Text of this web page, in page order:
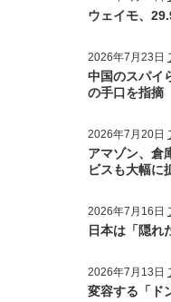
ウェイモ、
2026年7月23日
中国のスパイ
の手口を指摘
2026年7月20日
アマゾン、倉
ビスも大幅に
2026年7月16日
日本は「隠れ
2026年7月13日
変容する「ド